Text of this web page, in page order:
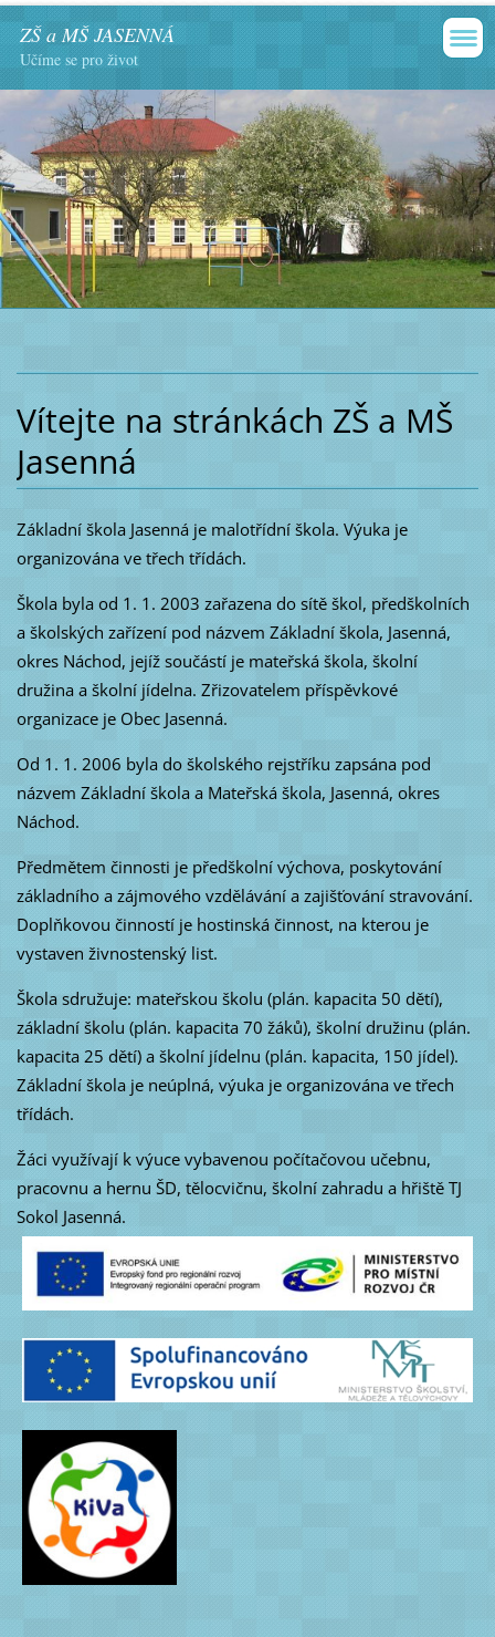
ZŠ a MŠ JASENNÁ
Učíme se pro život
Vítejte na stránkách ZŠ a MŠ
Jasenná
Základní škola Jasenná je malotřídní škola. Výuka je
organizována ve třech třídách.
Škola byla od 1. 1. 2003 zařazena do sítě škol, předškolních
a školských zařízení pod názvem Základní škola, Jasenná,
okres Náchod, jejíž součástí je mateřská škola, školní
družina a školní jídelna. Zřizovatelem příspěvkové
organizace je Obec Jasenná.
Od 1. 1. 2006 byla do školského rejstříku zapsána pod
názvem Základní škola a Mateřská škola, Jasenná, okres
Náchod.
Předmětem činnosti je předškolní výchova, poskytování
základního a zájmového vzdělávání a zajišťování stravování.
Doplňkovou činností je hostinská činnost, na kterou je
vystaven živnostenský list.
Škola sdružuje: mateřskou školu (plán. kapacita 50 dětí),
základní školu (plán. kapacita 70 žáků), školní družinu (plán.
kapacita 25 dětí) a školní jídelnu (plán. kapacita, 150 jídel).
Základní škola je neúplná, výuka je organizována ve třech
třídách.
Žáci využívají k výuce vybavenou počítačovou učebnu,
pracovnu a hernu ŠD, tělocvičnu, školní zahradu a hřiště TJ
Sokol Jasenná.